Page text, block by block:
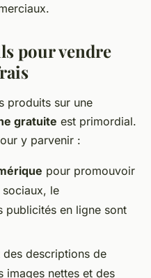
pour vendre
produits sur une
gratuite est primordial.
y parvenir :
pour promouvoir
le
publicités en ligne sont
des descriptions de
images nettes et des